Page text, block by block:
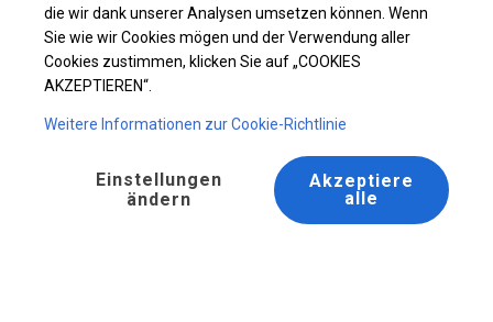
die wir dank unserer Analysen umsetzen können. Wenn
Sie wie wir Cookies mögen und der Verwendung aller
Cookies zustimmen, klicken Sie auf „COOKIES
AKZEPTIEREN“.
Weitere Informationen zur Cookie-Richtlinie
Einstellungen
ändern
Akzeptiere
alle